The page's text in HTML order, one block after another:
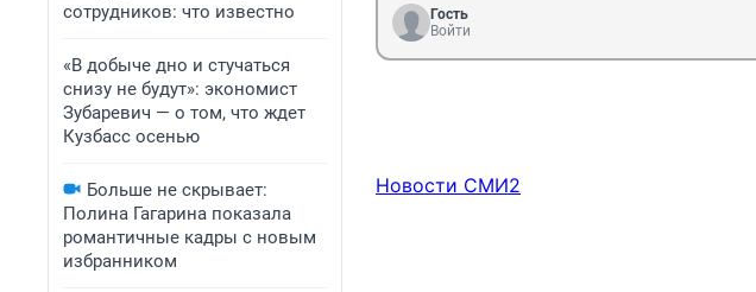
сотрудников: что известно
«В добыче дно и стучаться
снизу не будут»: экономист
Зубаревич — о том, что ждет
Кузбасс осенью
Больше не скрывает:
Полина Гагарина показала
романтичные кадры с новым
избранником
Гость
Войти
Новости СМИ2